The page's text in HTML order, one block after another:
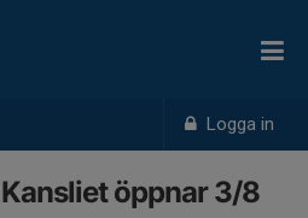
Logga in
öppnar 3/8